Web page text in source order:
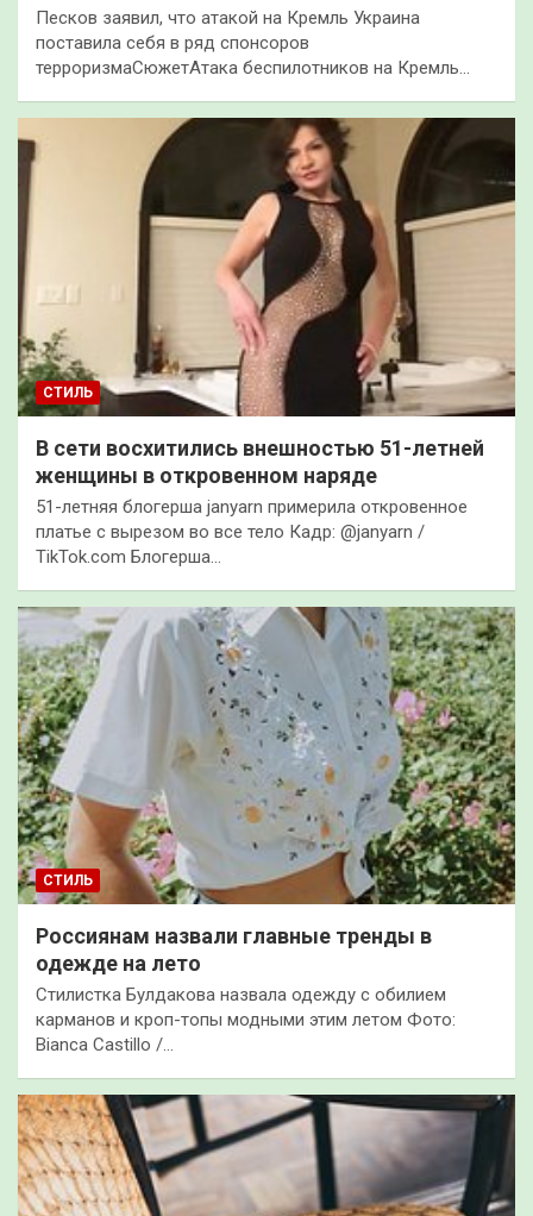
Песков заявил, что атакой на Кремль Украина
поставила себя в ряд спонсоров
терроризмаСюжетАтака беспилотников на Кремль…
СТИЛЬ
В сети восхитились внешностью 51-летней
женщины в откровенном наряде
51-летняя блогерша janyarn примерила откровенное
платье с вырезом во все тело Кадр: @janyarn /
TikTok.com Блогерша…
СТИЛЬ
Россиянам назвали главные тренды в
одежде на лето
Стилистка Булдакова назвала одежду с обилием
карманов и кроп-топы модными этим летом Фото:
Bianca Castillo /…